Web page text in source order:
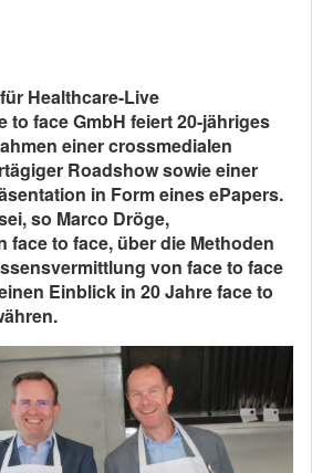
Healthcare-Live
to face GmbH feiert 20-jähriges
einer crossmedialen
Roadshow sowie einer
in Form eines ePapers.
so Marco Dröge,
face to face, über die Methoden
von face to face
Einblick in 20 Jahre face to